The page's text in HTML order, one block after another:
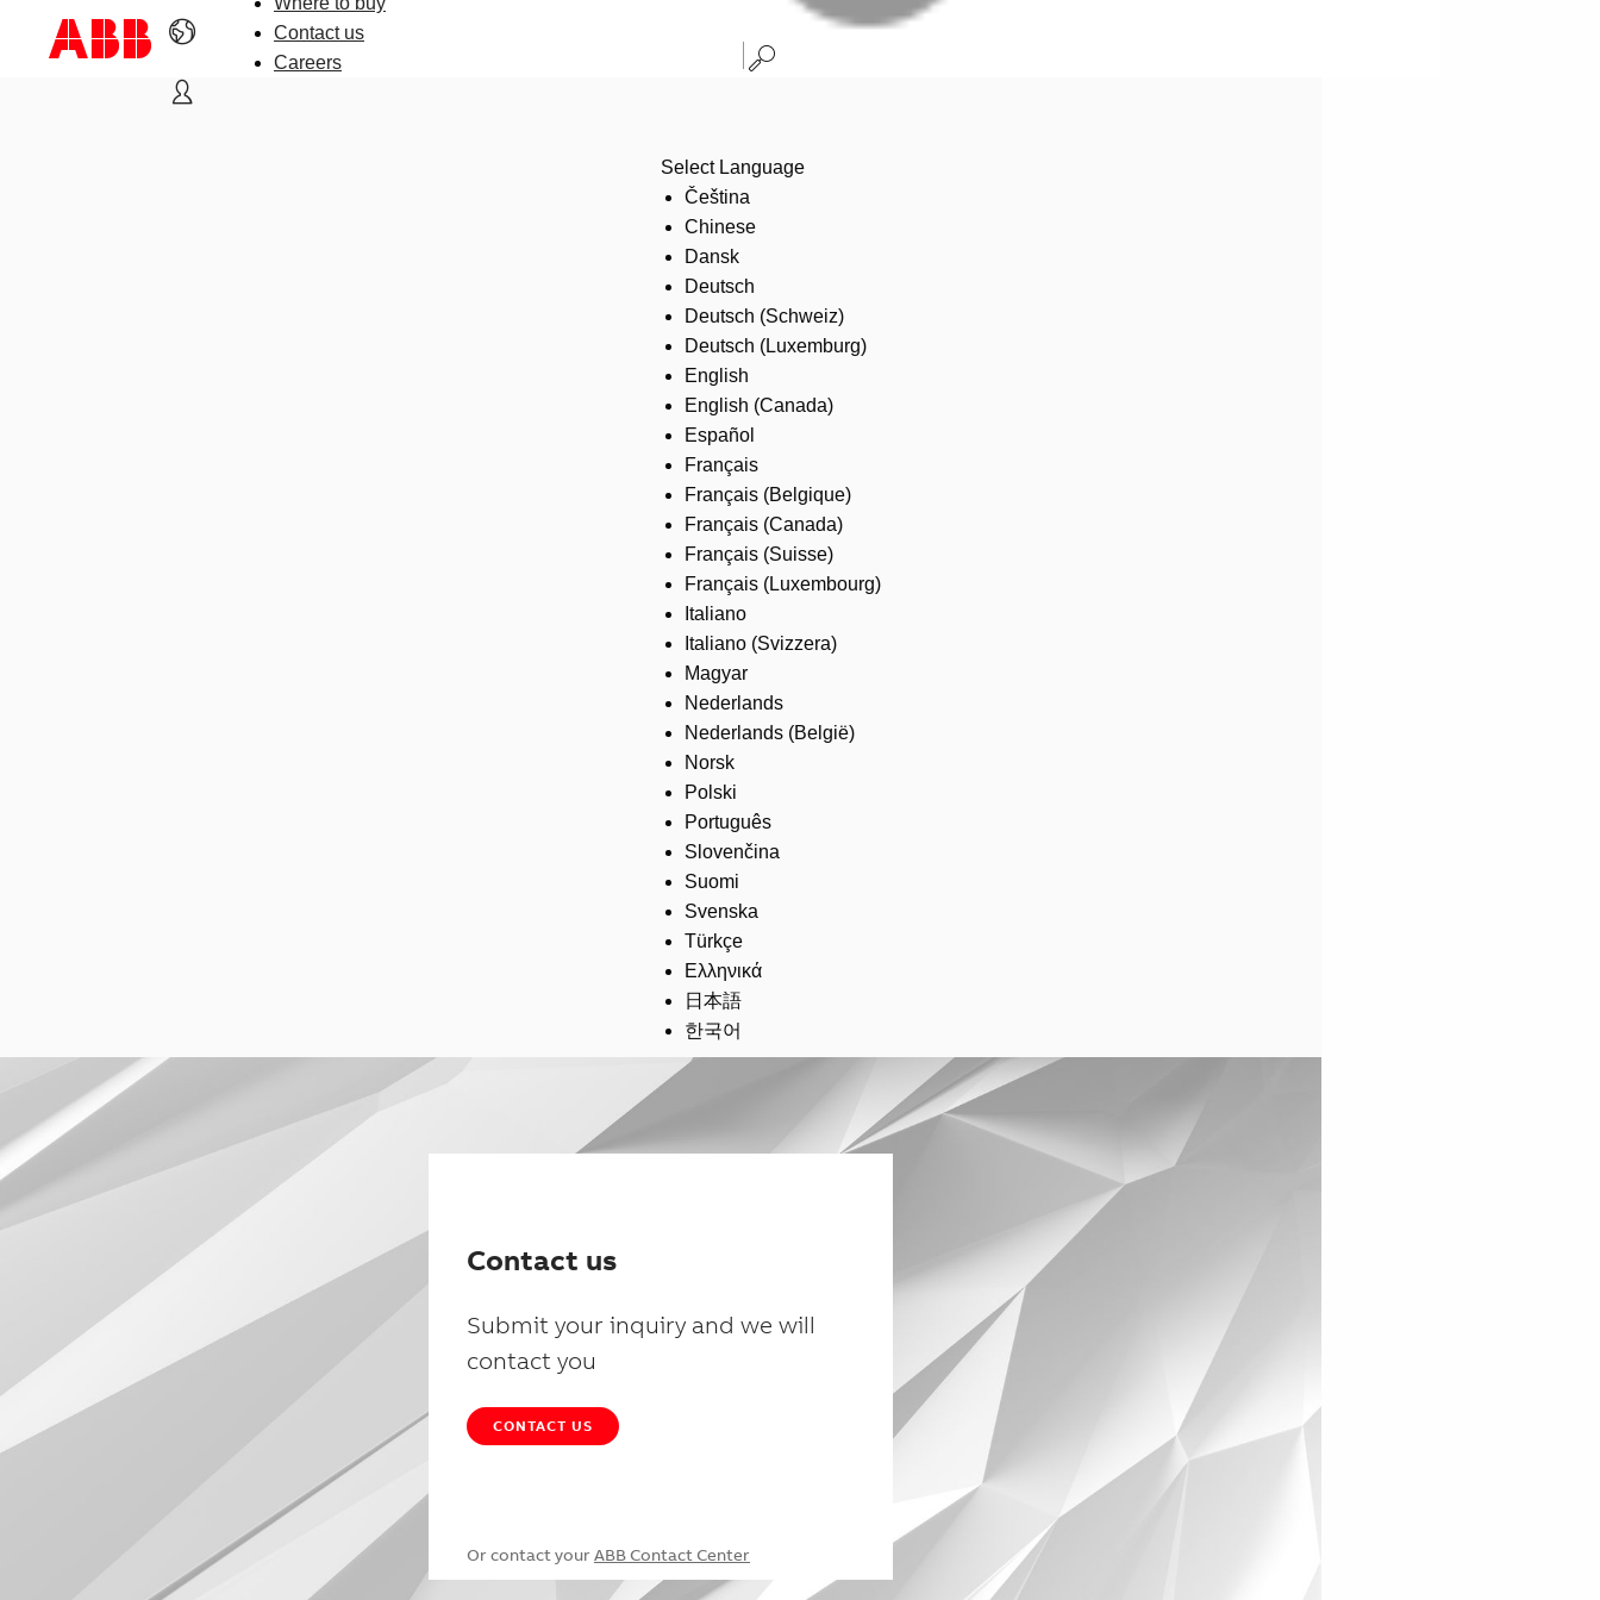
Contact us
Careers
Select Language
Čeština
Chinese
Dansk
Deutsch
Deutsch (Schweiz)
Deutsch (Luxemburg)
English
English (Canada)
Español
Français
Français (Belgique)
Français (Canada)
Français (Suisse)
Français (Luxembourg)
Italiano
Italiano (Svizzera)
Magyar
Nederlands
Nederlands (België)
Norsk
Polski
Português
Slovenčina
Suomi
Svenska
Türkçe
Ελληνικά
日本語
한국어
Contact us
Submit your inquiry and we will
contact you
CONTACT US
Or contact your ABB Contact Center